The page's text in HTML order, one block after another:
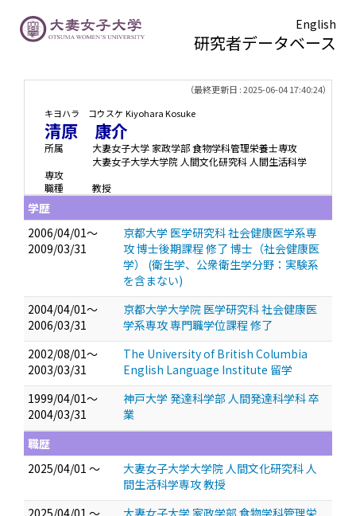
English
研究者データベース
（最終更新日 : 2025-06-04 17:40:24）
キヨハラ コウスケ Kiyohara Kosuke
清原 康介
所属
大妻女子大学 家政学部 食物学科管理栄養士専攻
大妻女子大学大学院 人間文化研究科 人間生活科学
専攻
職種
教授
学歴
2006/04/01～
2009/03/31
京都大学 医学研究科 社会健康医学系専
攻 博士後期課程 修了 博士（社会健康医
学） (衛生学、公衆衛生学分野：実験系
を含まない)
2004/04/01～
2006/03/31
京都大学大学院 医学研究科 社会健康医
学系専攻 専門職学位課程 修了
2002/08/01～
2003/03/31
The University of British Columbia
English Language Institute 留学
1999/04/01～
2004/03/31
神戸大学 発達科学部 人間発達科学科 卒
業
職歴
2025/04/01 ～
大妻女子大学大学院 人間文化研究科 人
間生活科学専攻 教授
2025/04/01 ～
大妻女子大学 家政学部 食物学科管理栄